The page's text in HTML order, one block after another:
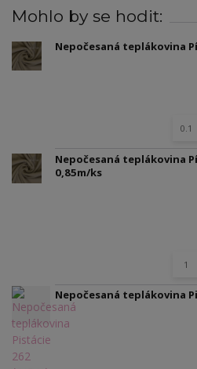
Mohlo by se hodit:
Nepočesaná teplákovina
Nepočesaná teplákovina
0,85m/ks
Nepočesaná teplákovina